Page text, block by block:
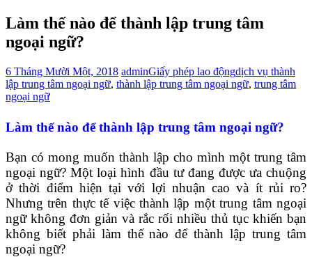
Làm thế nào để thành lập trung tâm
ngoại ngữ?
6 Tháng Mười Một, 2018 adminGiấy phép lao độngdịch vụ thành
lập trung tâm ngoại ngữ, thành lập trung tâm ngoại ngữ, trung tâm
ngoại ngữ
Làm thế nào để thành lập trung tâm ngoại ngữ?
Bạn có mong muốn thành lập cho mình một trung tâm
ngoại ngữ? Một loại hình đầu tư đang được ưa chuộng
ở thời điểm hiện tại với lợi nhuận cao và ít rủi ro?
Nhưng trên thực tế việc thành lập một trung tâm ngoại
ngữ không đơn giản và rắc rối nhiều thủ tục khiến bạn
không biết phải làm thế nào để thành lập trung tâm
ngoại ngữ?